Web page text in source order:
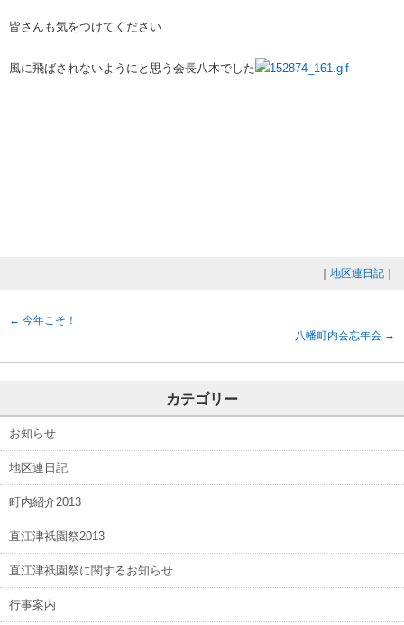
皆さんも気をつけてください
風に飛ばされないようにと思う会長八木でした
地区連日記
← 今年こそ！
八幡町内会忘年会 →
カテゴリー
お知らせ
地区連日記
町内紹介2013
直江津祇園祭2013
直江津祇園祭に関するお知らせ
行事案内